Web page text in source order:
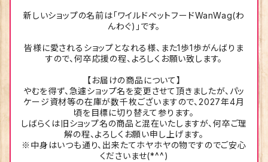
新しいショップの名前は「ワイルドペットフードWanWag(わ
んわぐ)」です。
皆様に愛されるショップとなれる様、また1歩1歩がんばりま
すので、何卒応援の程、よろしくお願い致します。
【お届けの商品について】
やむを得ず、急遽ショップ名を変更させて頂きましたが、パッ
ケージ資材等の在庫が数千枚ございますので、2027年4月
頃を目標に切り替えて参ります。
しばらくは旧ショップ名の商品と混在いたしますが、何卒ご理
解の程、よろしくお願い申し上げます。
※中身はいつも通り、出来たてホヤホヤの物ですのでご安心
くださいませ(*^^)